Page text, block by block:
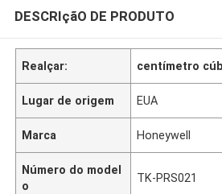
DESCRIçãO DE PRODUTO
Realçar: centímetro
Lugar de origem EUA
Marca Honeywell
Número do model
o
TK-PRS021